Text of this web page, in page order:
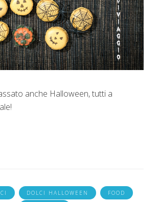
anche Halloween, tutti a
DOLCI HALLOWEEN
FOOD